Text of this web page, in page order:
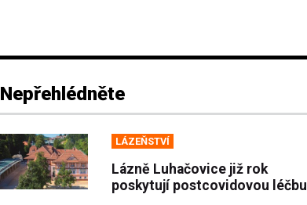
Nepřehlédněte
LÁZEŇSTVÍ
Lázně Luhačovice již rok
poskytují postcovidovou léčbu